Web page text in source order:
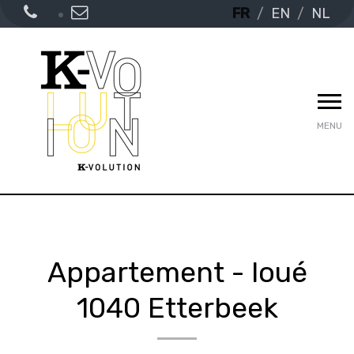
FR EN NL
MENU
Appartement - loué
1040 Etterbeek